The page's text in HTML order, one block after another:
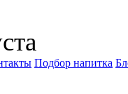
Подбор напитка